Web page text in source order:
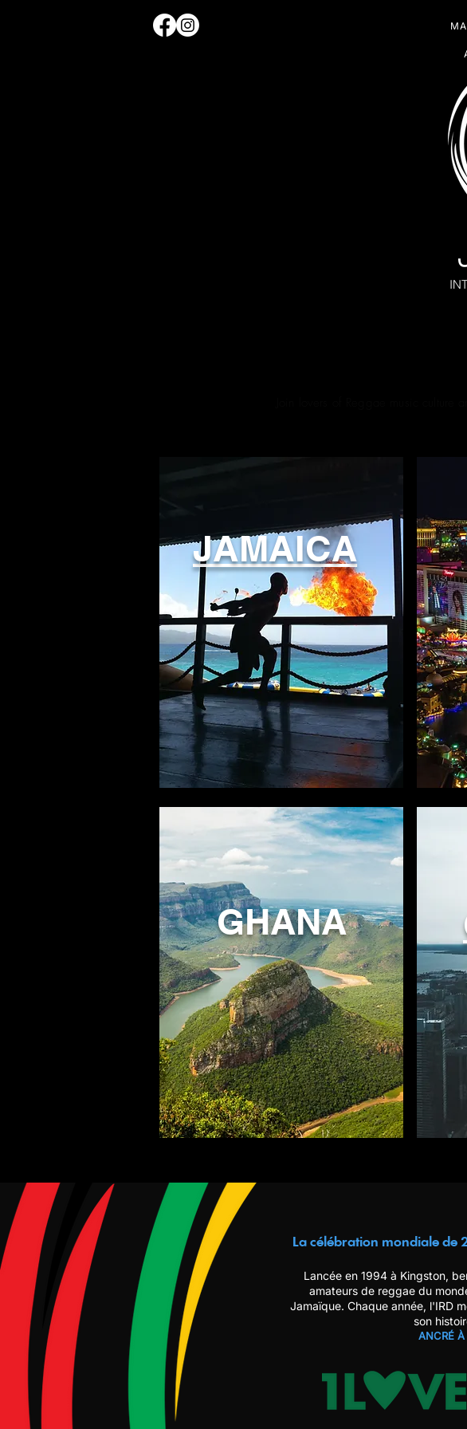
JAMAICA
GHANA
La célébration mondiale de
Lancée en 1994 à Kingston,
amateurs de reggae du
Jamaïque. Chaque année, l'IRD
son
ANCRÉ